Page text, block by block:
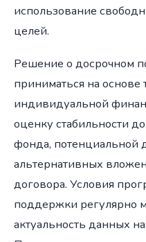
использование
целей.
Решение о досрочном
приниматься на основе
индивидуальной
оценку стабильности
фонда, потенциальной
альтернативных
договора. Условия
поддержки регулярно
актуальность данных